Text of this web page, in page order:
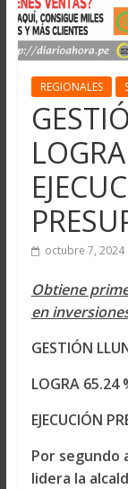
REGIONALES
octubre 7, 2024
Obtiene
en
GESTIÓN
LOGRA 65.24
EJECUCIÓN
Por segundo
lidera la